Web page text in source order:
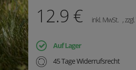
12.9 € inkl. MwSt. ,
Auf Lager
45 Tage Widerrufsrecht